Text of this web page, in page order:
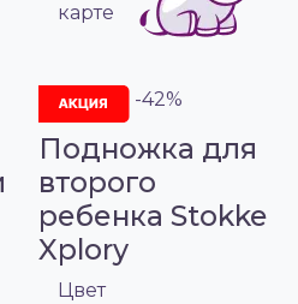
карте
-42%
Подножка для
второго
ребенка Stokke
Xplory
Цвет